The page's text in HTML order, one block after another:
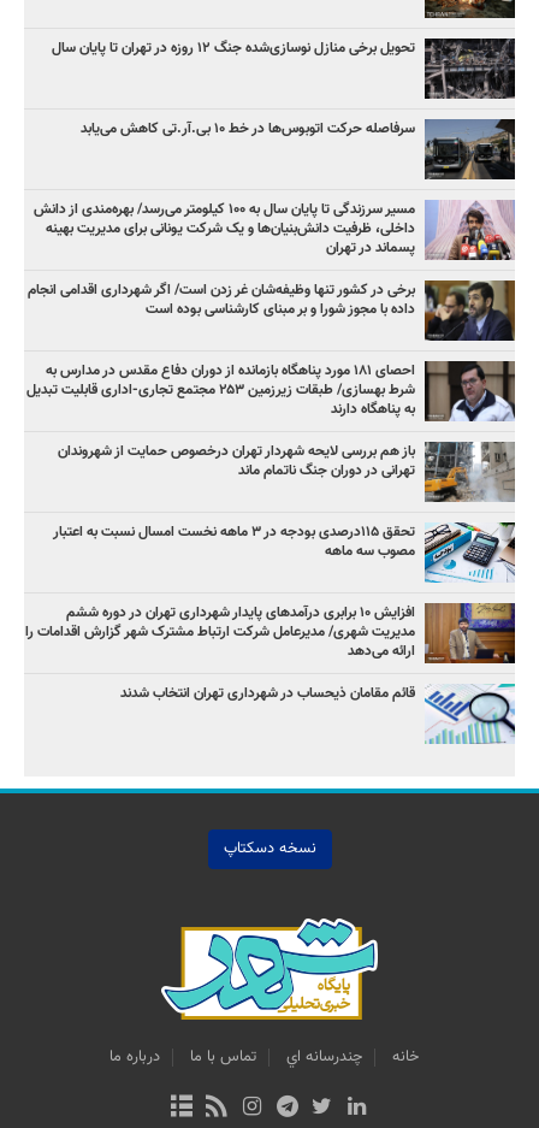
تحویل برخی منازل نوسازی‌شده جنگ ۱۲ روزه در تهران تا پایان سال
سرفاصله حرکت اتوبوس‌ها در خط ۱۰ بی‌.آر.تی کاهش می‌یابد
مسیر سرزندگی تا پایان سال به ۱۰۰ کیلومتر می‌رسد/ بهره‌مندی از دانش
داخلی، ظرفیت دانش‌بنیان‌ها و یک شرکت یونانی برای مدیریت بهینه
پسماند در تهران
برخی در کشور تنها وظیفه‌شان غر زدن است/ اگر شهرداری اقدامی انجام
داده با مجوز شورا و بر مبنای کارشناسی بوده است
احصای ۱۸۱ مورد پناهگاه بازمانده از دوران دفاع مقدس در مدارس به
شرط بهسازی/ طبقات زیرزمین ۲۵۳ مجتمع تجاری-اداری قابلیت تبدیل
به پناهگاه دارند
باز هم بررسی لایحه شهردار تهران درخصوص حمایت از شهروندان
تهرانی در دوران جنگ ناتمام ماند
تحقق ۱۱۵درصدی بودجه در ۳ ماهه نخست امسال نسبت به اعتبار
مصوب سه ماهه
افزایش ۱۰ برابری درآمدهای پایدار شهرداری تهران در دوره ششم
مدیریت شهری/ مدیرعامل شرکت ارتباط مشترک شهر گزارش اقدامات را
ارائه می‌دهد
قائم مقامان ذیحساب در شهرداری تهران انتخاب شدند
نسخه دسکتاپ
خانه چندرسانه اي تماس با ما درباره ما